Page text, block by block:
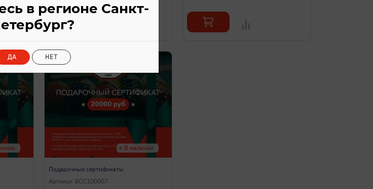
В наличии
Подарочные сертификаты
Артикул: БСС100007
в регионе Санкт-
ДА НЕТ